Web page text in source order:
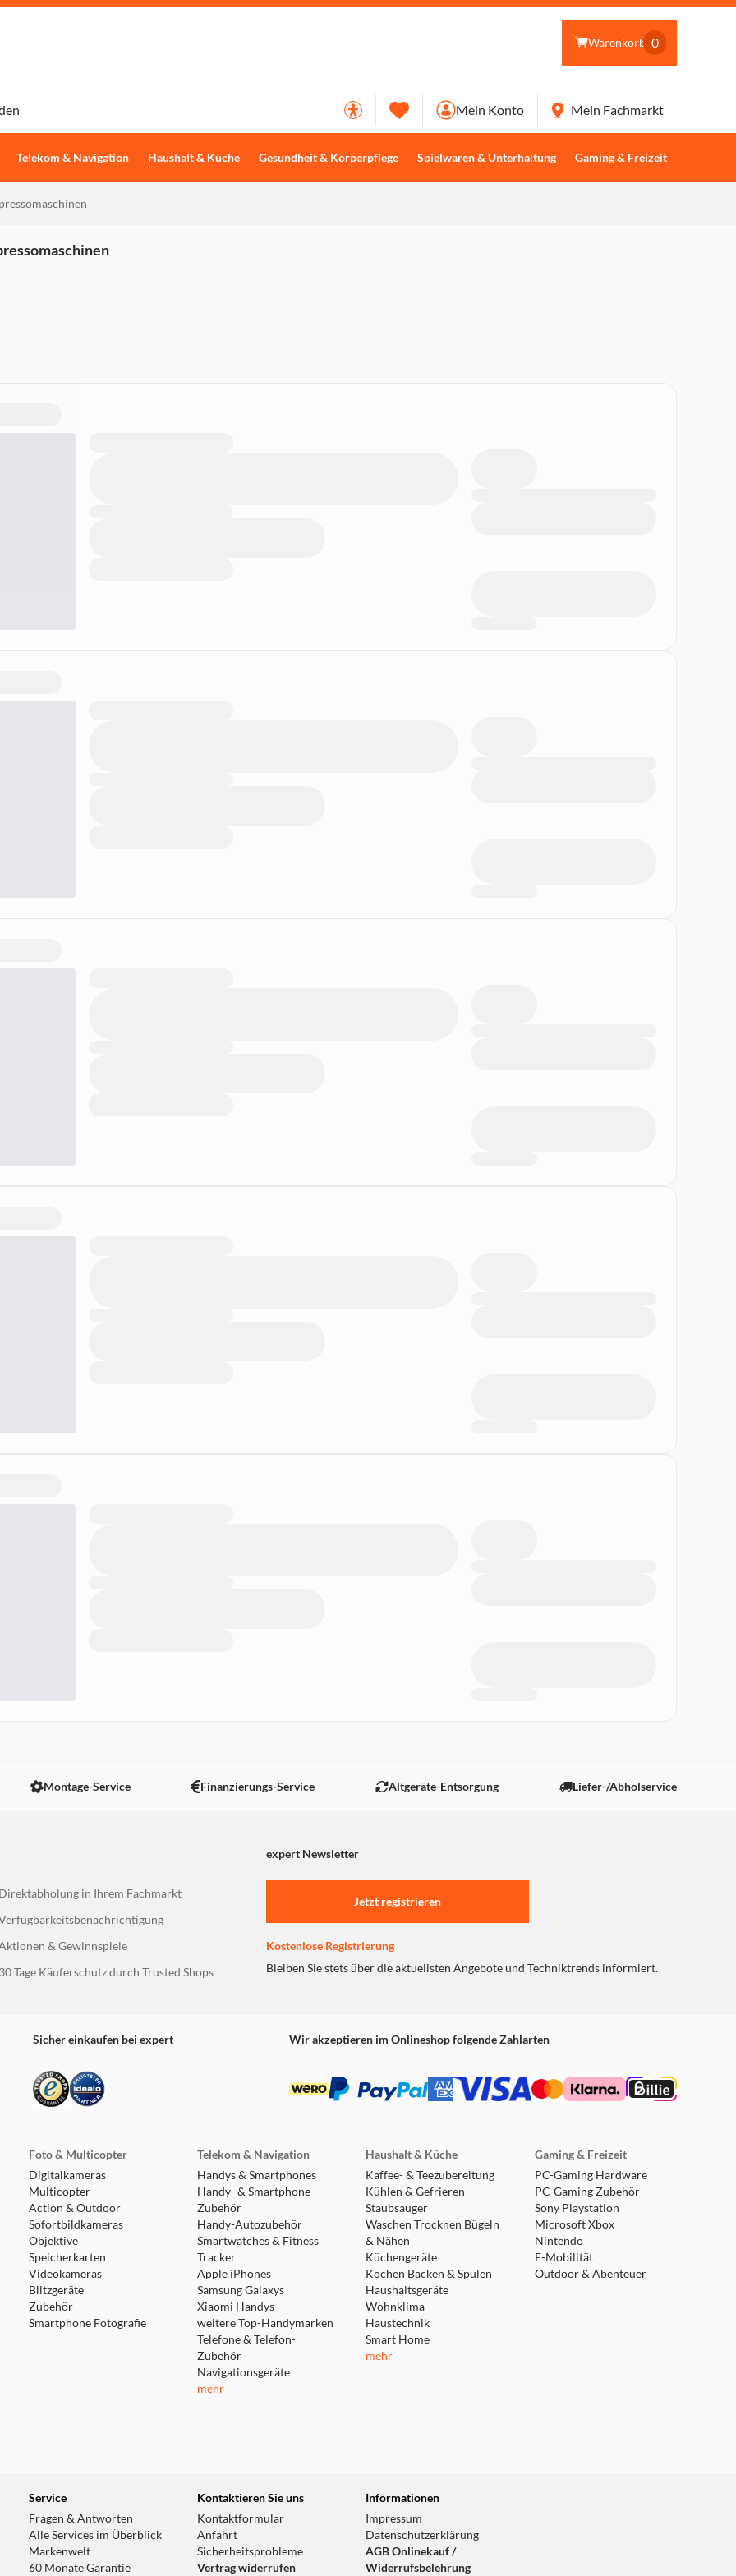
Warenkorb 0
Telekom & Navigation Haushalt & Küche Gesundheit & Körperpflege Spielwaren & Unterhaltung Gaming & Freizeit
Mein Konto Mein Fachmarkt
Montage-Service Finanzierungs-Service Altgeräte-Entsorgung Liefer-/Abholservice
expert Newsletter
Direktabholung in Ihrem Fachmarkt
& Gewinnspiele
30 Tage Käuferschutz durch Trusted Shops
Jetzt registrieren
Kostenlose Registrierung
Bleiben Sie stets über die aktuellsten Angebote und Techniktrends informiert.
Sicher einkaufen bei expert Wir akzeptieren im Onlineshop folgende Zahlarten
Foto & Multicopter
Digitalkameras
Multicopter
Action & Outdoor
Sofortbildkameras
Objektive
Speicherkarten
Videokameras
Blitzgeräte
Zubehör
Smartphone Fotografie
Telekom & Navigation
Handys & Smartphones
Handy- & Smartphone-
Zubehör
Handy-Autozubehör
Smartwatches & Fitness
Tracker
Apple iPhones
Samsung Galaxys
Xiaomi Handys
weitere Top-Handymarken
Telefone & Telefon-
Zubehör
Navigationsgeräte
mehr
Haushalt & Küche
Kaffee- & Teezubereitung
Kühlen & Gefrieren
Staubsauger
Waschen Trocknen Bügeln
& Nähen
Küchengeräte
Kochen Backen & Spülen
Haushaltsgeräte
Wohnklima
Haustechnik
Smart Home
mehr
Gaming & Freizeit
PC-Gaming Hardware
PC-Gaming Zubehör
Sony Playstation
Microsoft Xbox
Nintendo
E-Mobilität
Outdoor & Abenteuer
Service
Fragen & Antworten
Alle Services im Überblick
Markenwelt
60 Monate Garantie
Kontaktieren Sie uns
Kontaktformular
Anfahrt
Sicherheitsprobleme
Vertrag widerrufen
Informationen
Impressum
Datenschutzerklärung
AGB Onlinekauf /
Widerrufsbelehrung